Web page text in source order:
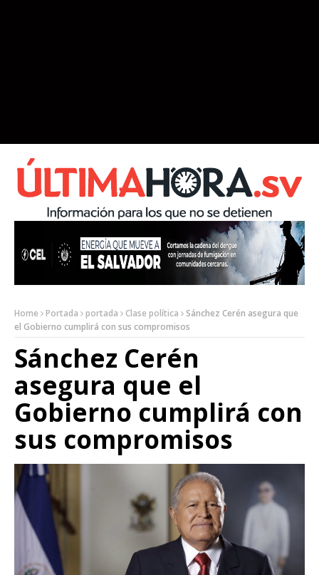
Home Portada portada Clase política
Sánchez Cerén asegura que
el Gobierno cumplirá con sus compromisos
Sánchez Cerén
asegura que el
Gobierno cumplirá con
sus compromisos